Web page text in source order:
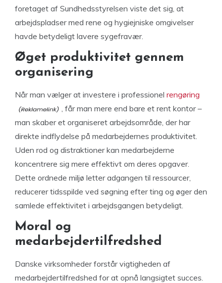
foretaget af Sundhedsstyrelsen viste det sig, at
arbejdspladser med rene og hygiejniske omgivelser
havde betydeligt lavere sygefravær.
Øget produktivitet gennem
organisering
Når man vælger at investere i professionel rengøring
, får man mere end bare et rent kontor –
man skaber et organiseret arbejdsområde, der har
direkte indflydelse på medarbejdernes produktivitet.
Uden rod og distraktioner kan medarbejderne
koncentrere sig mere effektivt om deres opgaver.
Dette ordnede miljø letter adgangen til ressourcer,
reducerer tidsspilde ved søgning efter ting og øger den
samlede effektivitet i arbejdsgangen betydeligt.
Moral og
medarbejdertilfredshed
Danske virksomheder forstår vigtigheden af
medarbejdertilfredshed for at opnå langsigtet succes.